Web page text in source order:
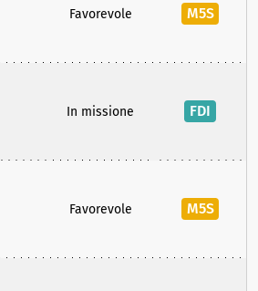
Favorevole M5S
In missione FDI
Favorevole M5S